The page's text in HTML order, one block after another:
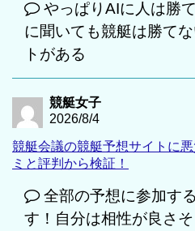
やっぱりAIに人は勝
に聞いても競艇は勝て
トがある
競艇女子
2026/8/4
競艇会議の競艇予想サイトに
ミと評判から検証！
全部の予想に参加す
す！自分は相性が良さ